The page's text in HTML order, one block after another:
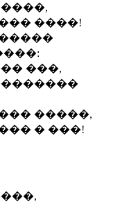
����!
���,
�����,
� ���!